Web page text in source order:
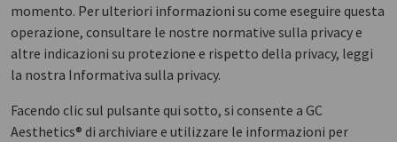
momento. Per ulteriori informazioni su come eseguire questa
operazione, consultare le nostre normative sulla privacy e
altre indicazioni su protezione e rispetto della privacy, leggi
la nostra Informativa sulla privacy.
Facendo clic sul pulsante qui sotto, si consente a GC
Aesthetics® di archiviare e utilizzare le informazioni per